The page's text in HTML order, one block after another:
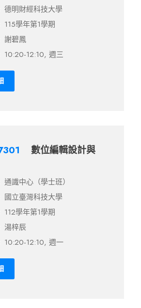
德明財經科技大學
115學年第1學期
謝碧鳳
10:20-12:10, 週三
數位編輯設計與
通識中心（學士班）
國立臺灣科技大學
112學年第1學期
湯梓辰
10:20-12:10, 週一